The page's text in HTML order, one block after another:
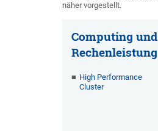
näher vorgestellt.
Computing und
Rechenleistung
High Performance
Cluster